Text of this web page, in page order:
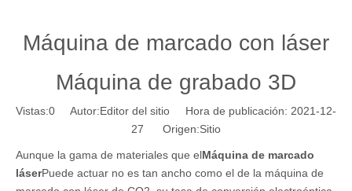
Máquina de marcado con láser
Máquina de grabado 3D
Vistas:0 Autor:Editor del sitio Hora de publicación: 2021-12-
27 Origen:Sitio
Aunque la gama de materiales que elMáquina de marcado
láserPuede actuar no es tan ancho como el de la máquina de